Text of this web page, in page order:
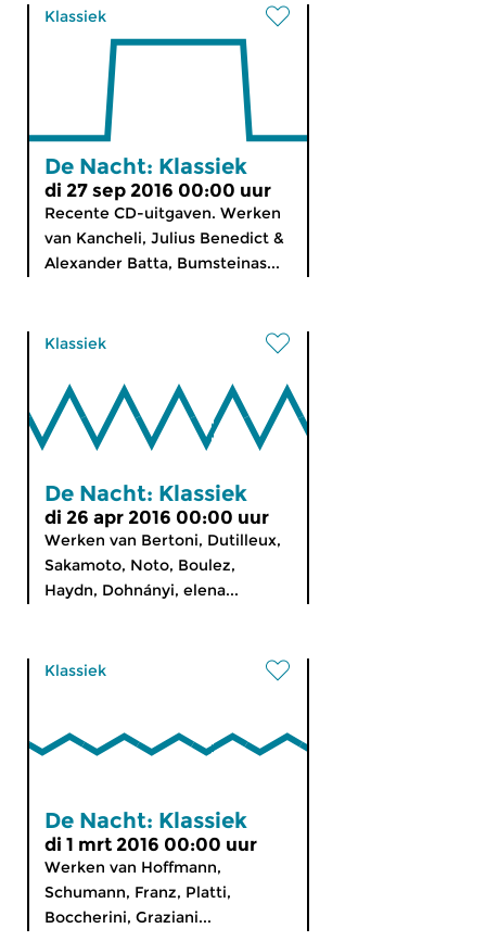
Klassiek
De Nacht: Klassiek
di 27 sep 2016 00:00 uur
Recente CD-uitgaven. Werken
van Kancheli, Julius Benedict &
Alexander Batta, Bumsteinas...
Klassiek
De Nacht: Klassiek
di 26 apr 2016 00:00 uur
Werken van Bertoni, Dutilleux,
Sakamoto, Noto, Boulez,
Haydn, Dohnányi, elena...
Klassiek
De Nacht: Klassiek
di 1 mrt 2016 00:00 uur
Werken van Hoffmann,
Schumann, Franz, Platti,
Boccherini, Graziani...